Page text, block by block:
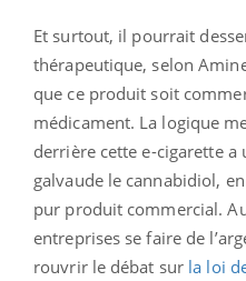
Et surtout, il pourrait
thérapeutique, selon
que ce produit soit
médicament. La logique
derrière cette e-cigarette a
galvaude le cannabidiol,
pur produit commercial.
entreprises se faire de
rouvrir le débat sur la loi